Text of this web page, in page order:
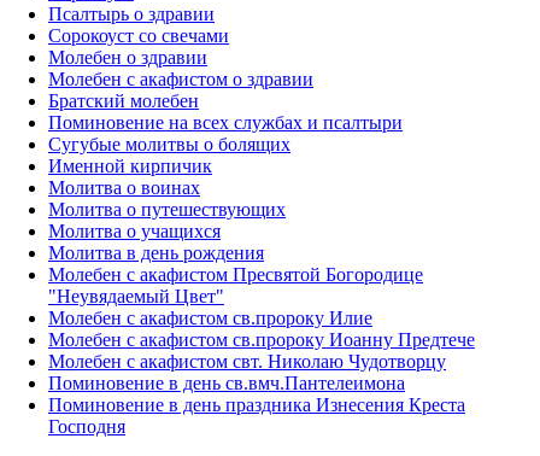
Псалтырь о здравии
Сорокоуст со свечами
Молебен о здравии
Молебен с акафистом о здравии
Братский молебен
Поминовение на всех службах и псалтыри
Сугубые молитвы о болящих
Именной кирпичик
Молитва о воинах
Молитва о путешествующих
Молитва о учащихся
Молитва в день рождения
Молебен с акафистом Пресвятой Богородице
"Неувядаемый Цвет"
Молебен с акафистом св.пророку Илие
Молебен с акафистом св.пророку Иоанну Предтече
Молебен с акафистом свт. Николаю Чудотворцу
Поминовение в день св.вмч.Пантелеимона
Поминовение в день праздника Изнесения Креста
Господня